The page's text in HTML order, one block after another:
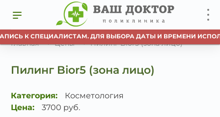
К СПЕЦИАЛИСТАМ. ДЛЯ ВЫБОРА ДАТЫ И ВРЕМЕНИ
Главная Цены Пилинг Bior5 (зона лицо)
Пилинг Bior5 (зона лицо)
Категория:
Косметология
Цена:
3700 руб.